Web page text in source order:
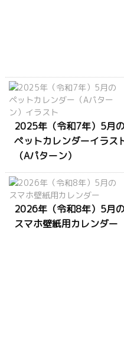
2025年（令和7年）5月の
ペットカレンダーイラス
（Aパターン）
2026年（令和8年）5月の
スマホ壁紙用カレンダー